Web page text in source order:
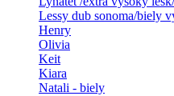
Lessy dub sonoma/biely
Henry
Olivia
Keit
Kiara
Natali - biely